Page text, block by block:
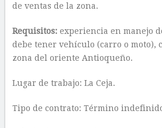
de ventas de la zona.
Requisitos:experiencia en manejo
debe tener vehículo (carro o moto),
zona del oriente Antioqueño.
Lugar de trabajo: La Ceja.
Tipo de contrato: Término